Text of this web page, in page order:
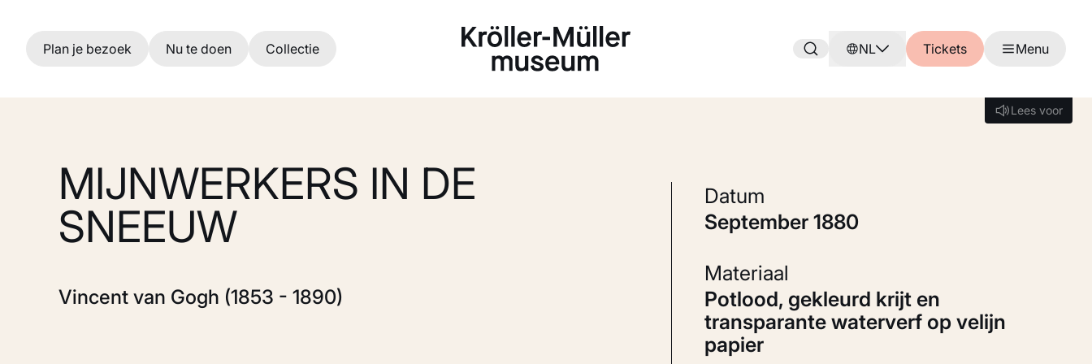
Ga naar hoofdinhoud
Plan je bezoek Nu te doen Collectie NL Tickets Menu
Lees voor
Lees voor
MIJNWERKERS IN DE
SNEEUW
Vincent van Gogh (1853 - 1890)
Datum
september 1880
Materiaal
Potlood, gekleurd krijt en
transparante waterverf op velijn
papier